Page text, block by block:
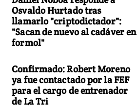
Osvaldo Hurtado tras
llamarlo "criptodictador":
"Sacan de nuevo al cadáver en
formol"
Confirmado: Robert Moreno
ya fue contactado por la FEF
para el cargo de entrenador
de La Tri